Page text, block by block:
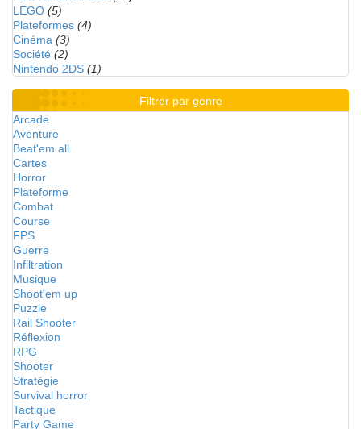
LEGO (5)
Plateformes (4)
Cinéma (3)
Société (2)
Nintendo 2DS (1)
Filtrer par genre
Arcade
Aventure
Beat'em all
Cartes
Horror
Plateforme
Combat
Course
FPS
Guerre
Infiltration
Musique
Shoot'em up
Puzzle
Rail Shooter
Réflexion
RPG
Shooter
Stratégie
Survival horror
Tactique
Party Game